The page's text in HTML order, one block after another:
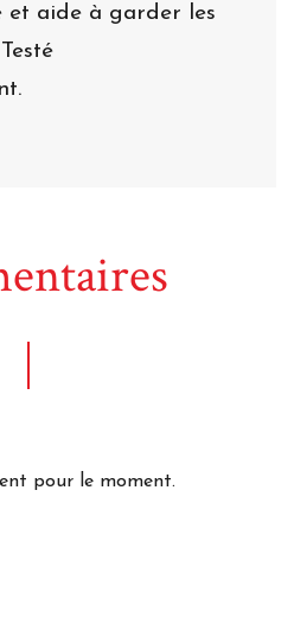
et aide à garder les
pour le moment.